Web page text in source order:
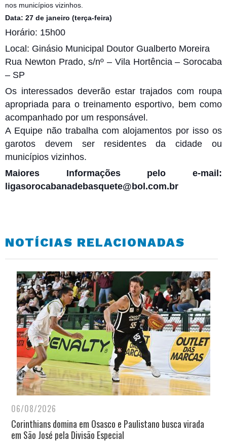
nos municípios vizinhos.
Data: 27 de janeiro (terça-feira)
Horário: 15h00
Local: Ginásio Municipal Doutor Gualberto Moreira
Rua Newton Prado, s/nº – Vila Hortência – Sorocaba
– SP
Os interessados deverão estar trajados com roupa
apropriada para o treinamento esportivo, bem como
acompanhado por um responsável.
A Equipe não trabalha com alojamentos por isso os
garotos devem ser residentes da cidade ou
municípios vizinhos.
Maiores Informações pelo e-mail:
ligasorocabanadebasquete@bol.com.br
NOTÍCIAS RELACIONADAS
06/08/2026
Corinthians domina em Osasco e Paulistano busca virada
em São José pela Divisão Especial